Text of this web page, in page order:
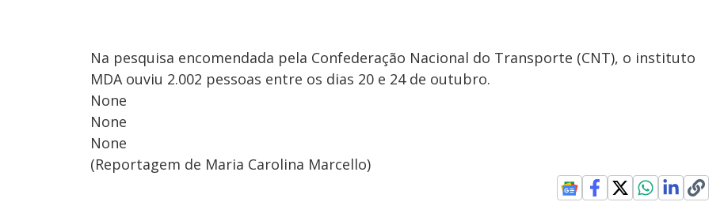
Na pesquisa encomendada pela Confederação Nacional do Transporte (CNT), o instituto
MDA ouviu 2.002 pessoas entre os dias 20 e 24 de outubro.
None
None
None
(Reportagem de Maria Carolina Marcello)